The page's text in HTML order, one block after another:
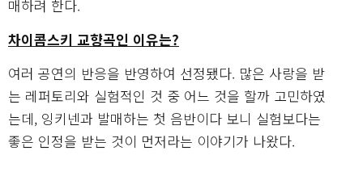
매하려 한다.
차이콥스키 교향곡인 이유는?
여러 공연의 반응을 반영하여 선정됐다. 많은 사랑을 받
는 레퍼토리와 실험적인 것 중 어느 것을 할까 고민하였
는데, 잉키넨과 발매하는 첫 음반이다 보니 실험보다는
좋은 인정을 받는 것이 먼저라는 이야기가 나왔다.